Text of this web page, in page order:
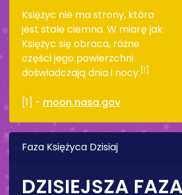
Księżyc nie ma strony, która
jest stale ciemna. W miarę jak
Księżyc się obraca, różne
części jego powierzchni
doświadczają dnia i nocy. [1]
[1] - moon.nasa.gov
Faza Księżyca Dzisiaj
DZISIEJSZA FAZA